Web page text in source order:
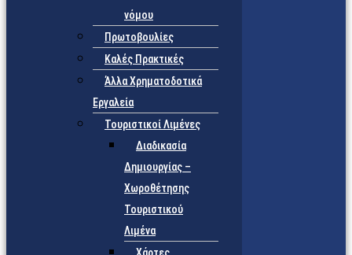
νόμου
Πρωτοβουλίες
Καλές Πρακτικές
Άλλα Χρηματοδοτικά
Εργαλεία
Τουριστικοί Λιμένες
Διαδικασία
Δημιουργίας –
Χωροθέτησης
Τουριστικού
Λιμένα